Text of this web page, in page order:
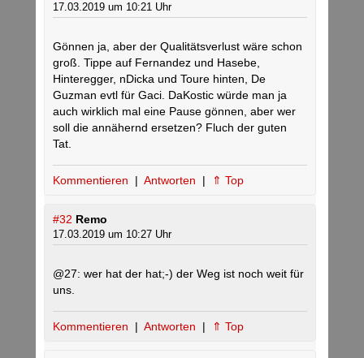
17.03.2019 um 10:21 Uhr
Gönnen ja, aber der Qualitätsverlust wäre schon
groß. Tippe auf Fernandez und Hasebe,
Hinteregger, nDicka und Toure hinten, De
Guzman evtl für Gaci. DaKostic würde man ja
auch wirklich mal eine Pause gönnen, aber wer
soll die annähernd ersetzen? Fluch der guten
Tat.
Kommentieren | Antworten | ⇑ Top
#32 Remo
17.03.2019 um 10:27 Uhr
@27: wer hat der hat;-) der Weg ist noch weit für
uns.
Kommentieren | Antworten | ⇑ Top